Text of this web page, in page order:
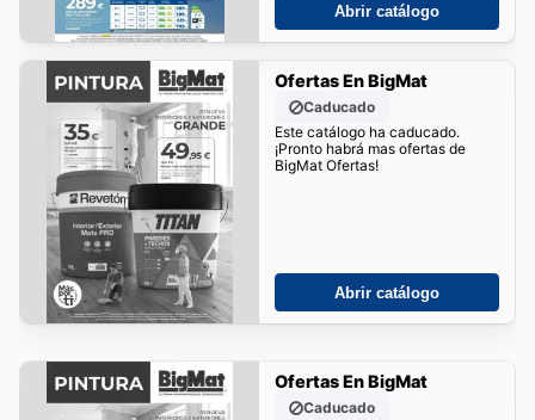
Abrir catálogo
Ofertas En BigMat
Caducado
Este catálogo ha caducado.
¡Pronto habrá mas ofertas de
BigMat Ofertas!
Abrir catálogo
Ofertas En BigMat
Caducado